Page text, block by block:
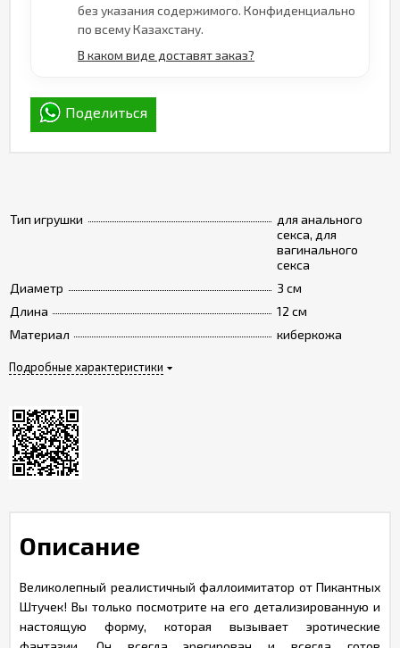
Тип игрушки
для анального
секса, для
вагинального
секса
Диаметр
3 см
Длина
12 см
Материал
киберкожа
Подробные характеристики
без указания содержимого. Конфиденциально
по всему Казахстану.
В каком виде доставят заказ?
Поделиться
Описание
Великолепный реалистичный фаллоимитатор от Пикантных
Штучек! Вы только посмотрите на его детализированную и
настоящую форму, которая вызывает эротические